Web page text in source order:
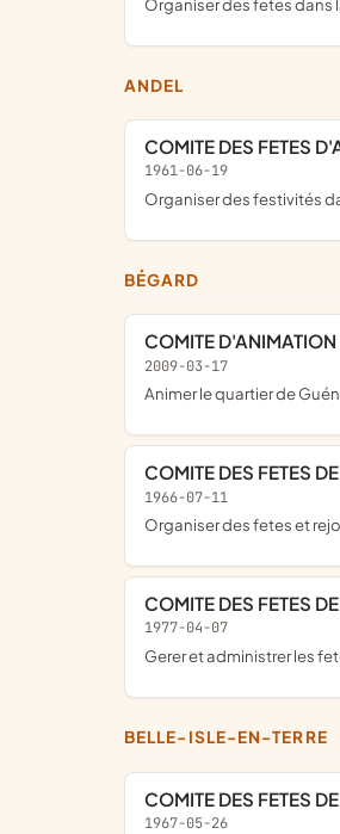
ANDEL
COMITE DES FETES
1961-06-19
organiser des festivités
BÉGARD
COMITE
2009-03-17
animer le quartier de
COMITE DES FETES
1966-07-11
organiser des fetes et
COMITE DES FETES
1977-04-07
gerer et administrer les
BELLE-ISLE-EN-TERRE
COMITE DES FETES
1967-05-26